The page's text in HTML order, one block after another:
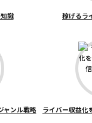
識 稼げるラ
ャンル戦略
ライバー収益化